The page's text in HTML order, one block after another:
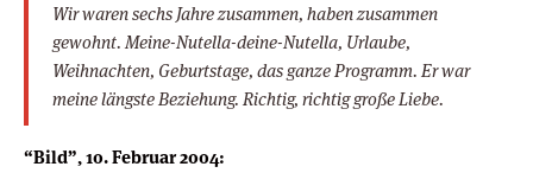
Wir waren sechs Jahre zusammen, haben zusammen
gewohnt. Meine-Nutella-deine-Nutella, Urlaube,
Weihnachten, Geburtstage, das ganze Programm. Er war
meine längste Beziehung. Richtig, richtig große Liebe.
“Bild”, 10. Februar 2004: